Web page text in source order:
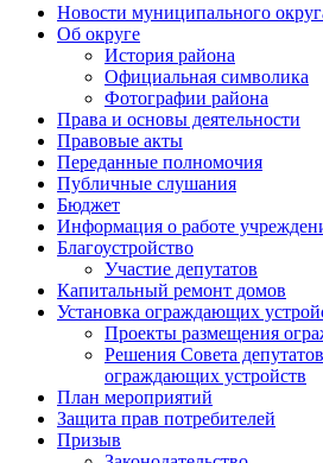
Новости муниципального
Об округе
История района
Официальная символика
Фотографии района
Права и основы деятельности
Правовые акты
Переданные полномочия
Публичные слушания
Бюджет
Информация о работе
Благоустройство
Участие депутатов
Капитальный ремонт домов
Установка ограждающих
Проекты размещения
Решения Совета
ограждающих устройств
План мероприятий
Защита прав потребителей
Призыв